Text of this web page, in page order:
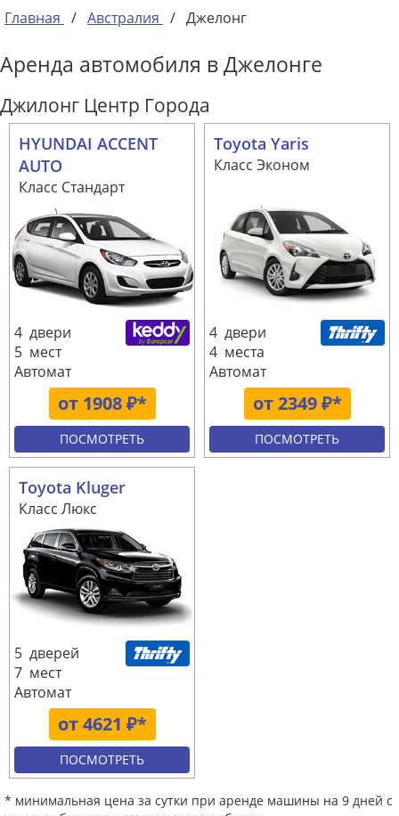
Главная / Австралия / Джелонг
Аренда автомобиля в Джелонге
Джилонг Центр Города
HYUNDAI ACCENT
AUTO
Класс Стандарт
от 1908 ₽*
4 двери
5 мест
Автомат
ПОСМОТРЕТЬ
Toyota Yaris
Класс Эконом
от 2349 ₽*
4 двери
4 места
Автомат
ПОСМОТРЕТЬ
Toyota Kluger
Класс Люкс
от 4621 ₽*
5 дверей
7 мест
Автомат
ПОСМОТРЕТЬ
* минимальная цена за сутки при аренде машины на 9 дней с